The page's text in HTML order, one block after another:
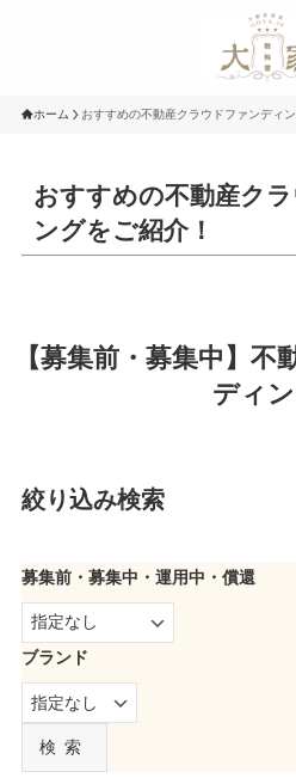
ホーム おすすめの不動産クラウドファンディン
おすすめの不動産ク
ングをご紹介！
【募集前・募集中】
ディ
絞り込み検索
募集前・募集中・運用中・償還
ブランド
検索